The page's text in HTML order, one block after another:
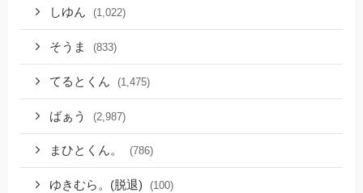
しゆん (1,022)
そうま (833)
てるとくん (1,475)
ばぁう (2,987)
まひとくん。 (786)
ゆきむら。(脱退) (100)